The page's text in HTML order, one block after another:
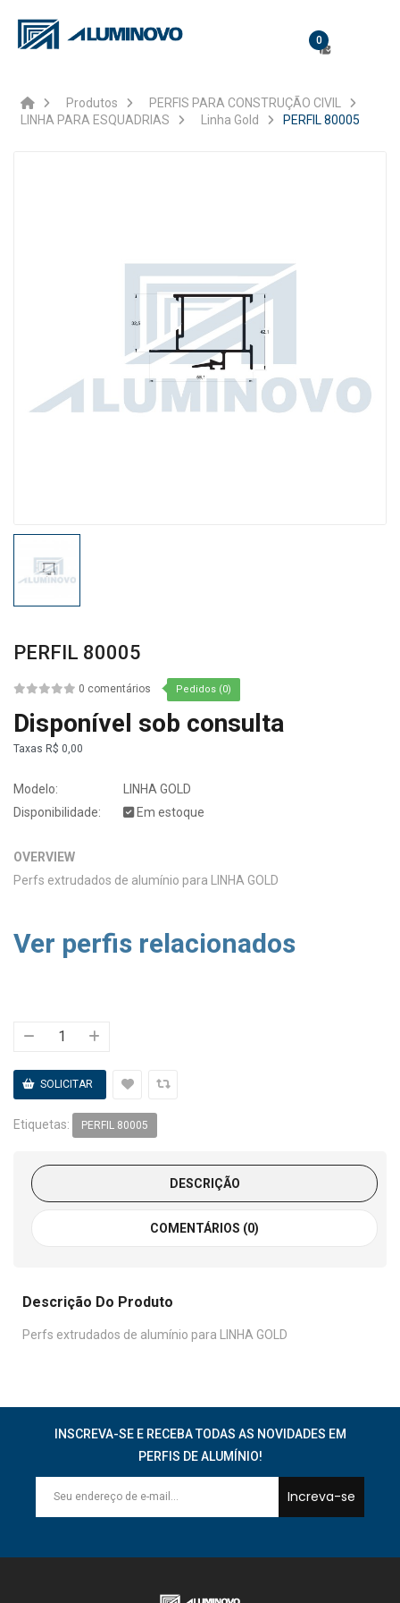
0
Produtos
PERFIS PARA CONSTRUÇÃO CIVIL
LINHA PARA ESQUADRIAS
Linha Gold PERFIL 80005
PERFIL 80005
0 comentários Pedidos (0)
Disponível sob consulta
Taxas R$ 0,00
Modelo:
LINHA GOLD
Disponibilidade:
Em estoque
OVERVIEW
Perfs extrudados de alumínio para LINHA GOLD
Ver perfis relacionados
Etiquetas: PERFIL 80005
DESCRIÇÃO
COMENTÁRIOS (0)
Descrição Do Produto
Perfs extrudados de alumínio para LINHA GOLD
INSCREVA-SE E RECEBA TODAS AS NOVIDADES EM
PERFIS DE ALUMÍNIO!
Increva-se